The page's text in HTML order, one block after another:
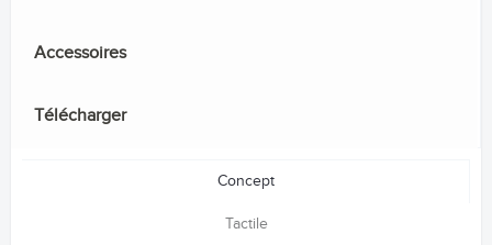
Accessoires
Télécharger
Concept
Tactile